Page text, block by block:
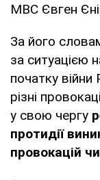
МВС Євген
За його
за ситуацією
початку
різні
у свою чергу
протидії
провокацій